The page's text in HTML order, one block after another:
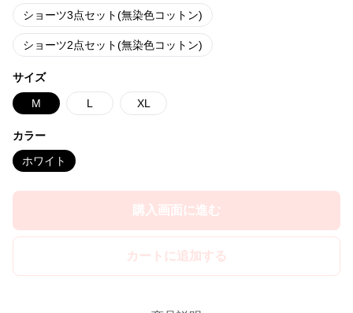
ショーツ3点セット(無染色コットン)
ショーツ2点セット(無染色コットン)
サイズ
M L XL
カラー
ホワイト
購入画面に進む
カートに追加する